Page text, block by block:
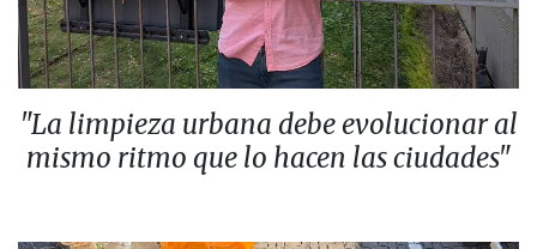
"La limpieza urbana debe evolucionar al
mismo ritmo que lo hacen las ciudades"